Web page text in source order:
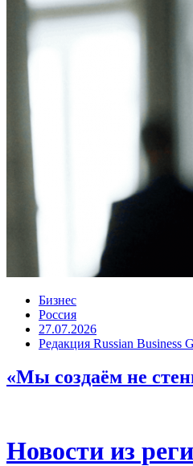
Бизнес
Россия
27.07.2026
Редакция Russian Business
«Мы создаём не
Новости из